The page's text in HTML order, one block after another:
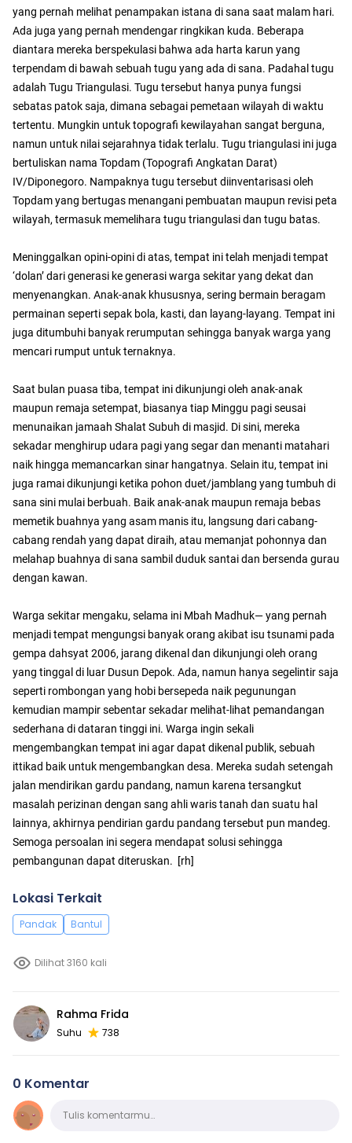
yang pernah melihat penampakan istana di sana saat malam hari.
Ada juga yang pernah mendengar ringkikan kuda. Beberapa
diantara mereka berspekulasi bahwa ada harta karun yang
terpendam di bawah sebuah tugu yang ada di sana. Padahal tugu
adalah Tugu Triangulasi. Tugu tersebut hanya punya fungsi
sebatas patok saja, dimana sebagai pemetaan wilayah di waktu
tertentu. Mungkin untuk topografi kewilayahan sangat berguna,
namun untuk nilai sejarahnya tidak terlalu. Tugu triangulasi ini juga
bertuliskan nama Topdam (Topografi Angkatan Darat)
IV/Diponegoro. Nampaknya tugu tersebut diinventarisasi oleh
Topdam yang bertugas menangani pembuatan maupun revisi peta
wilayah, termasuk memelihara tugu triangulasi dan tugu batas.
Meninggalkan opini-opini di atas, tempat ini telah menjadi tempat
‘dolan’ dari generasi ke generasi warga sekitar yang dekat dan
menyenangkan. Anak-anak khususnya, sering bermain beragam
permainan seperti sepak bola, kasti, dan layang-layang. Tempat ini
juga ditumbuhi banyak rerumputan sehingga banyak warga yang
mencari rumput untuk ternaknya.
Saat bulan puasa tiba, tempat ini dikunjungi oleh anak-anak
maupun remaja setempat, biasanya tiap Minggu pagi seusai
menunaikan jamaah Shalat Subuh di masjid. Di sini, mereka
sekadar menghirup udara pagi yang segar dan menanti matahari
naik hingga memancarkan sinar hangatnya. Selain itu, tempat ini
juga ramai dikunjungi ketika pohon duet/jamblang yang tumbuh di
sana sini mulai berbuah. Baik anak-anak maupun remaja bebas
memetik buahnya yang asam manis itu, langsung dari cabang-
cabang rendah yang dapat diraih, atau memanjat pohonnya dan
melahap buahnya di sana sambil duduk santai dan bersenda gurau
dengan kawan.
Warga sekitar mengaku, selama ini Mbah Madhuk— yang pernah
menjadi tempat mengungsi banyak orang akibat isu tsunami pada
gempa dahsyat 2006, jarang dikenal dan dikunjungi oleh orang
yang tinggal di luar Dusun Depok. Ada, namun hanya segelintir saja
seperti rombongan yang hobi bersepeda naik pegunungan
kemudian mampir sebentar sekadar melihat-lihat pemandangan
sederhana di dataran tinggi ini. Warga ingin sekali
mengembangkan tempat ini agar dapat dikenal publik, sebuah
ittikad baik untuk mengembangkan desa. Mereka sudah setengah
jalan mendirikan gardu pandang, namun karena tersangkut
masalah perizinan dengan sang ahli waris tanah dan suatu hal
lainnya, akhirnya pendirian gardu pandang tersebut pun mandeg.
Semoga persoalan ini segera mendapat solusi sehingga
pembangunan dapat diteruskan. [rh]
Lokasi Terkait
Pandak Bantul
Dilihat 3160 kali
Rahma Frida
Suhu 738
0 Komentar
KomentarTulis komentarmu…